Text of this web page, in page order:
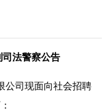
法警察公告
公司现面向社会招聘